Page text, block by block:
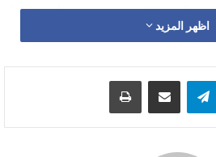
الفيضانات، حيث تم تنظيم قوافل
المناطق المنكوبة. الصور ومقاطع
من قبل القنصلية للتواصل مع
اظهر المزيد
تيلقرام مشاركة عبر البريد طباعة